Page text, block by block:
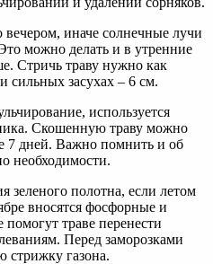
иначе солнечные лучи
можно делать и в утренние
Стричь траву нужно как
сильных засухах – 6 см.
используется
Скошенную траву можно
7 дней. Важно помнить и об
необходимости.
зеленого полотна, если летом
вносятся фосфорные и
траве перенести
Перед заморозками
стрижку газона.